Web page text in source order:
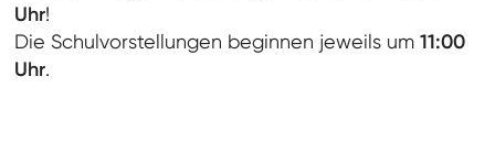
Uhr!
Die Schulvorstellungen beginnen jeweils um 11:00
Uhr.